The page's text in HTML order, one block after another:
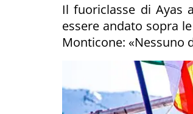
Il fuoriclasse di Ayas
essere andato sopra
Monticone: «Nessuno